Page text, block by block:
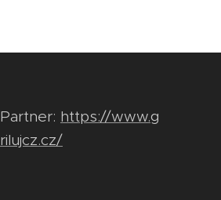
Partner: https://www.g
rilujcz.cz/